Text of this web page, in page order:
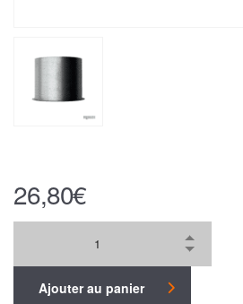
26,80€
Ajouter au panier